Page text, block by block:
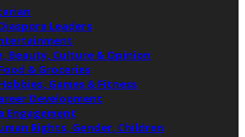
Leaders
Beauty, Culture & Opinion
& Groceries
Games & Fitness
Development
Engagement
Rights, Gender, Children